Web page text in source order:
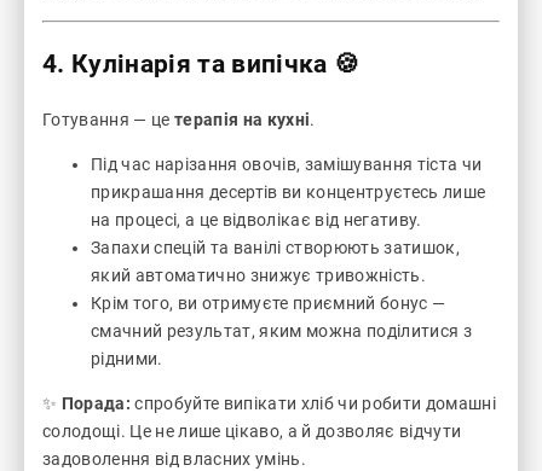
4. Кулінарія та випічка 🍪
Готування — це терапія на кухні.
Під час нарізання овочів, замішування тіста чи
прикрашання десертів ви концентруєтесь лише
на процесі, а це відволікає від негативу.
Запахи спецій та ванілі створюють затишок,
який автоматично знижує тривожність.
Крім того, ви отримуєте приємний бонус —
смачний результат, яким можна поділитися з
рідними.
✨ Порада: спробуйте випікати хліб чи робити домашні
солодощі. Це не лише цікаво, а й дозволяє відчути
задоволення від власних умінь.